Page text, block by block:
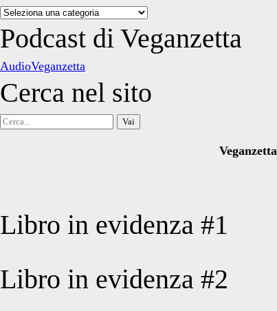
Categorie
degli
articoli
Podcast di Veganzetta
AudioVeganzetta
Cerca nel sito
Cerca
Veganzetta
Libro in evidenza #1
Libro in evidenza #2